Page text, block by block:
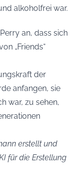
alkoholfrei war.
an, dass sich
„Friends“
der
anfangen, sie
war, zu sehen,
erstellt und
für die Erstellung